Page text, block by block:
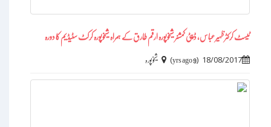
ٹیسٹ کرکٹر ظہیر عباس، ڈپٹی کمشنر شیخوپورہ ارقم طارق کے ہمراہ شیخوپورہ کرکٹ سٹیڈیم کا دورہ
18/08/2017
(
9 yrs ago
) شیخوپورہ